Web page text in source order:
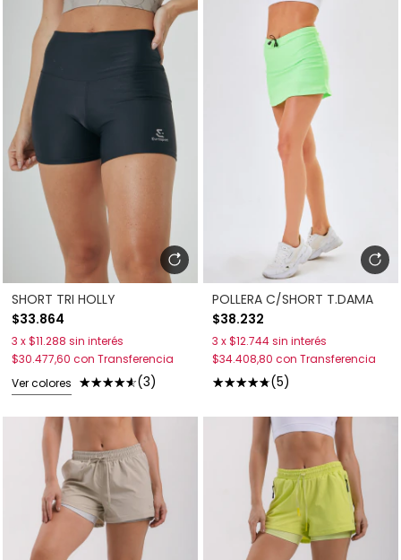
SHORT TRI HOLLY
$33.864
(3)
3 x$11.288 sin interés
$30.477,60 con Transferencia
Ver colores
POLLERA C/SHORT T.DAMA
$38.232
(5)
3 x$12.744sin interés
$34.408,80 con Transferencia